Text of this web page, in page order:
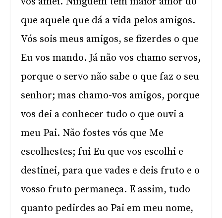
que aquele que dá a vida pelos amigos.
Vós sois meus amigos, se fizerdes o que
Eu vos mando. Já não vos chamo servos,
porque o servo não sabe o que faz o seu
senhor; mas chamo-vos amigos, porque
vos dei a conhecer tudo o que ouvi a
meu Pai. Não fostes vós que Me
escolhestes; fui Eu que vos escolhi e
destinei, para que vades e deis fruto e o
vosso fruto permaneça. E assim, tudo
quanto pedirdes ao Pai em meu nome,